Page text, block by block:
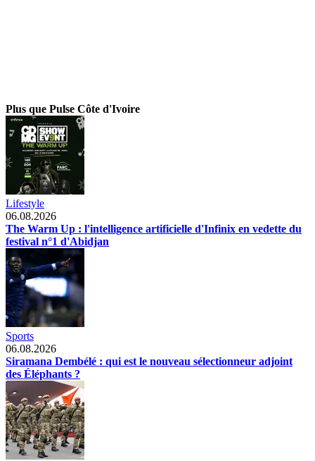
Plus que Pulse Côte d'Ivoire
Lifestyle
06.08.2026
The Warm Up : l'intelligence artificielle d'Infinix en vedette du
festival n°1 d'Abidjan
Sports
06.08.2026
Siramana Dembélé : qui est le nouveau sélectionneur adjoint
des Éléphants ?